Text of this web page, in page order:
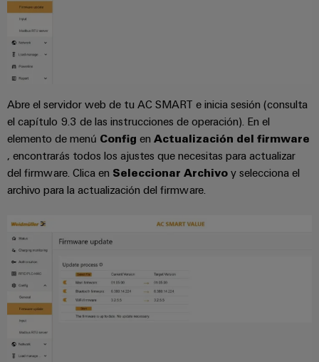
Soluciones
y
productos
para
centros
datos:
eficientes,
Construcción
naval
Soluciones
integrales
Cuadro
y
campo
Cableado
de
Configurador
Medición
inteligente
de
conexión
(patch)
y
cables
soluciones
de
migración
para
PLC
Weidmüller
Configurator
Servicios
de
conectores
impreso
Servicios
de
laboratorio
Magazine
Academia
Weidmüller
Recursos
de
dirección
Política
Abre el servidor web de tu AC SMART e inicia sesión (consulta
el capítulo 9.3 de las instrucciones de operación). En el
elemento de menú Config en Actualización del firmware
, encontrarás todos los ajustes que necesitas para actualizar
del firmware. Clica en Seleccionar Archivo y selecciona el
archivo para la actualización del firmware.